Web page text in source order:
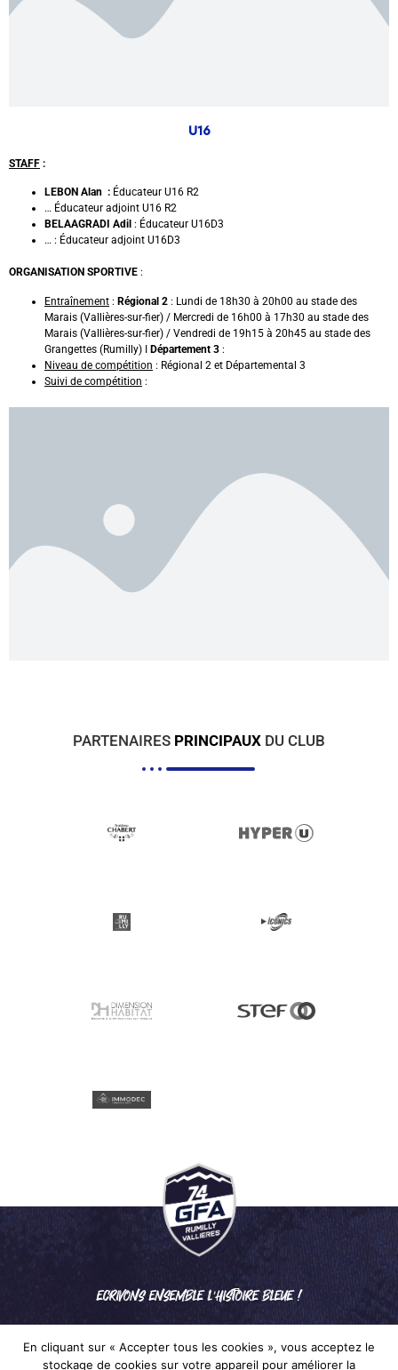
U16
STAFF :
LEBON Alan : Éducateur U16 R2
… Éducateur adjoint U16 R2
BELAAGRADI Adil : Éducateur U16D3
… : Éducateur adjoint U16D3
ORGANISATION SPORTIVE :
Entraînement : Régional 2 : Lundi de 18h30 à 20h00 au stade des
Marais (Vallières-sur-fier) / Mercredi de 16h00 à 17h30 au stade des
Marais (Vallières-sur-fier) / Vendredi de 19h15 à 20h45 au stade des
Grangettes (Rumilly) I Département 3 :
Niveau de compétition : Régional 2 et Départemental 3
Suivi de compétition :
PARTENAIRES PRINCIPAUX DU CLUB
ECRIVONS ENSEMBLE L'HISTOIRE BLEUE !
En cliquant sur « Accepter tous les cookies », vous acceptez le
stockage de cookies sur votre appareil pour améliorer la